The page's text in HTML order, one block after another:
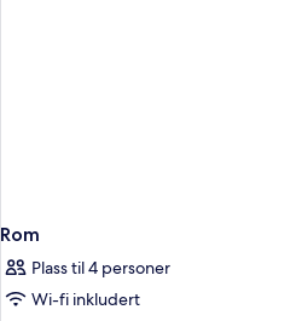
Rom
Plass til 4 personer
Wi-fi inkludert